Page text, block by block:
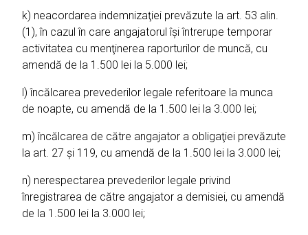
k) neacordarea indemnizaţiei prevăzute la art. 53 alin.
(1), în cazul în care angajatorul îşi întrerupe temporar
activitatea cu menţinerea raporturilor de muncă, cu
amendă de la 1.500 lei la 5.000 lei;
l) încălcarea prevederilor legale referitoare la munca
de noapte, cu amendă de la 1.500 lei la 3.000 lei;
m) încălcarea de către angajator a obligaţiei prevăzute
la art. 27 şi 119, cu amendă de la 1.500 lei la 3.000 lei;
n) nerespectarea prevederilor legale privind
înregistrarea de către angajator a demisiei, cu amendă
de la 1.500 lei la 3.000 lei;